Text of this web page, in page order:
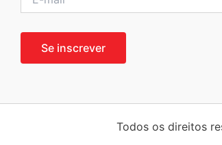
Todos os direitos